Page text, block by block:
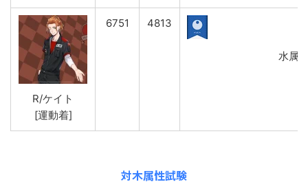
R/ケイト
[運動着]
6751
4813
水属
対木属性試験